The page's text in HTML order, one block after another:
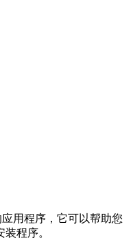
用程序，它可以帮助您
程序。